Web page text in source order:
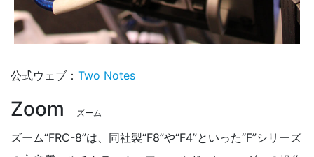
公式ウェブ： Two Notes
Zoom ズーム
ズーム“FRC-8”は、同社製“F8”や“F4”といった“F”シリーズ